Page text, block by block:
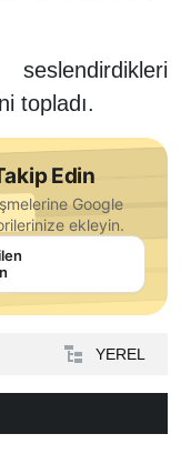
topladı.
Edin
Google
ekleyin.
YEREL